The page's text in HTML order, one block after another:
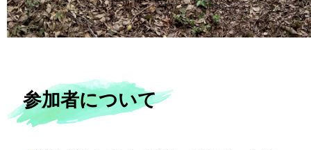
参加者について